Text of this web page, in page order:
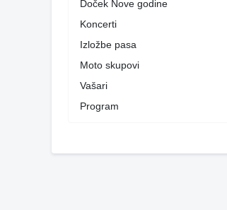
Doček Nove godine
Koncerti
Izložbe pasa
Moto skupovi
Vašari
Program